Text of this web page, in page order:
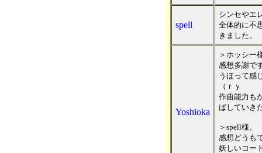
spell
シンセやエ
全体的に不
きました。
Yoshioka
＞ホッシー
感想多謝で
うほって感
（ｒｙ
作曲能力も
ばしていき
＞spell様。
感想どうも
妖しいコー